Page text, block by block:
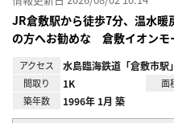
JR倉敷駅から徒歩7分、温水暖
の方へお勧めな 倉敷イオンモ
アクセス 水島臨海鉄道「倉敷市駅
間取り 1K 面
築年数 1996年 1月 築